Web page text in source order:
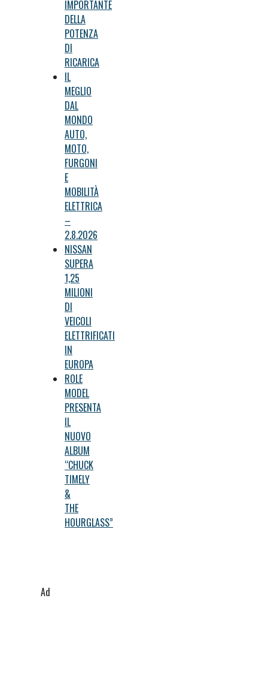
IMPORTANTE
DELLA
POTENZA
DI
RICARICA
IL
MEGLIO
DAL
MONDO
AUTO,
MOTO,
FURGONI
E
MOBILITÀ
ELETTRICA
–
2.8.2026
NISSAN
SUPERA
1,25
MILIONI
DI
VEICOLI
ELETTRIFICATI
IN
EUROPA
ROLE
MODEL
PRESENTA
IL
NUOVO
ALBUM
“CHUCK
TIMELY
&
THE
HOURGLASS”
Ad